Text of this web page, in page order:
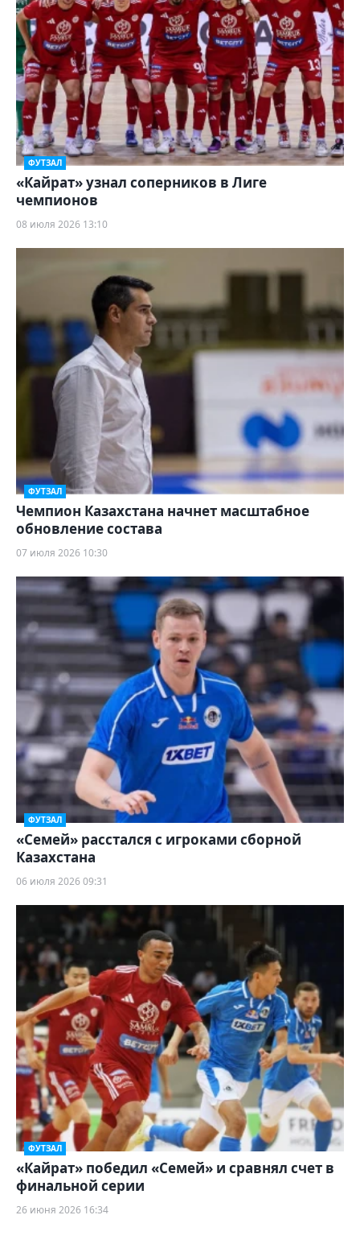
ФУТЗАЛ
«Кайрат» узнал соперников в Лиге
чемпионов
08 июля 2026 13:10
ФУТЗАЛ
Чемпион Казахстана начнет масштабное
обновление состава
07 июля 2026 10:30
ФУТЗАЛ
«Семей» расстался с игроками сборной
Казахстана
06 июля 2026 09:31
ФУТЗАЛ
«Кайрат» победил «Семей» и сравнял счет в
финальной серии
26 июня 2026 16:34